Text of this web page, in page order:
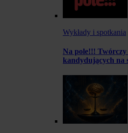
Wykłady i spotkania
Na pole!!! Twórczy
kandydujących na